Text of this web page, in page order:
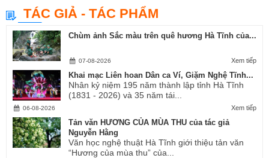
TÁC GIẢ - TÁC PHẨM
Chùm ảnh Sắc màu trên quê hương Hà Tĩnh của...
Xem tiếp
07-08-2026
Khai mạc Liên hoan Dân ca Ví, Giặm Nghệ Tĩnh...
Nhân kỷ niệm 195 năm thành lập tỉnh Hà Tĩnh
(1831 - 2026) và 35 năm tái...
Xem tiếp
06-08-2026
Tản văn HƯƠNG CỦA MÙA THU của tác giả
Nguyễn Hằng
Văn học nghệ thuật Hà Tĩnh giới thiệu tản văn
“Hương của mùa thu” của...